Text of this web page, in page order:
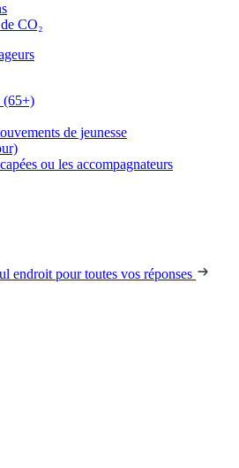
CO₂
(65+)
de jeunesse
ou les accompagnateurs
endroit pour toutes vos réponses